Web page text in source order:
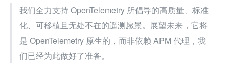
我们全力支持 OpenTelemetry 所倡导的高质量、标准
化、可移植且无处不在的遥测愿景。展望未来，它将
是 OpenTelemetry 原生的，而非依赖 APM 代理，我
们已经为此做好了准备。